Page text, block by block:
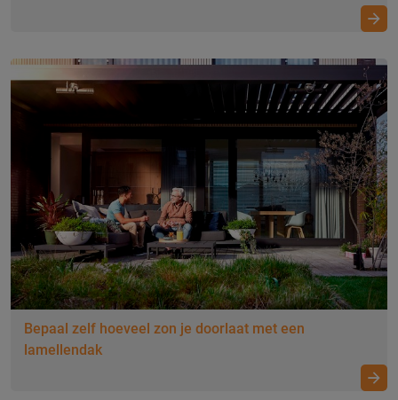
Kies het juiste zonnescherm
Tip van onze specialist
Bepaal zelf hoeveel zon je doorlaat met een
lamellendak